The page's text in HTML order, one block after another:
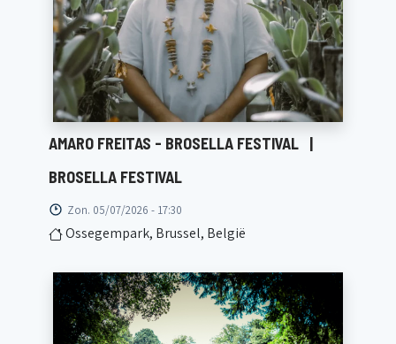
AMARO FREITAS - BROSELLA FESTIVAL |
BROSELLA FESTIVAL
Zon. 05/07/2026 - 17:30
Ossegempark, Brussel, België